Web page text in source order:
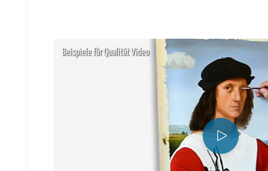
Beispiele für Qualität Video